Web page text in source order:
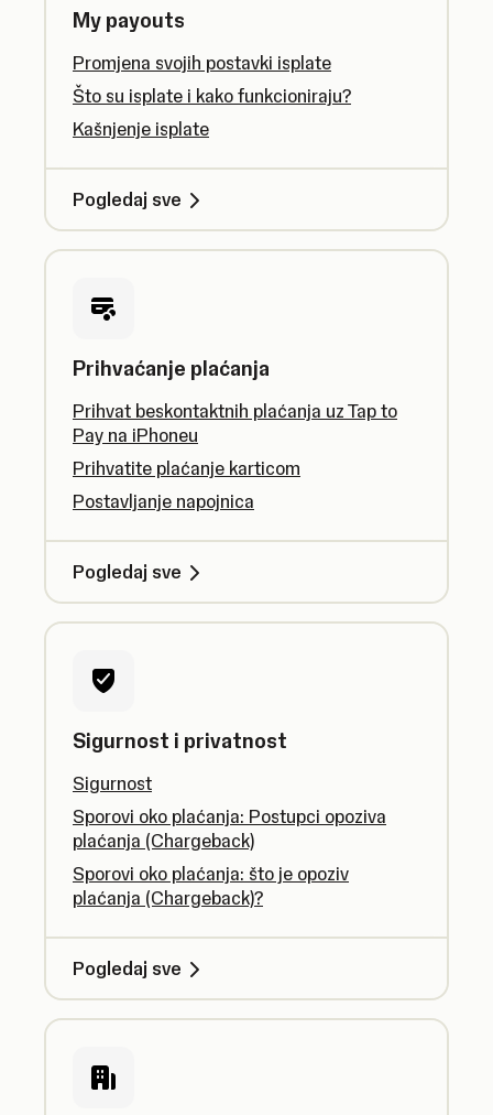
My payouts
Promjena svojih postavki isplate
Što su isplate i kako funkcioniraju?
Kašnjenje isplate
Pogledaj sve
Prihvaćanje plaćanja
Prihvat beskontaktnih plaćanja uz Tap to
Pay na iPhoneu
Prihvatite plaćanje karticom
Postavljanje napojnica
Pogledaj sve
Sigurnost i privatnost
Sigurnost
Sporovi oko plaćanja: Postupci opoziva
plaćanja (Chargeback)
Sporovi oko plaćanja: što je opoziv
plaćanja (Chargeback)?
Pogledaj sve